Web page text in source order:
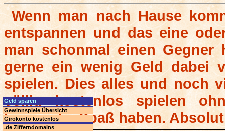
Wenn man nach Hause
entspannen und das eine
man schonmal einen
gerne ein wenig Geld dabei
spielen. Dies alles und noch
völlig kostenlos spielen
kurzweilig Spaß haben.
Geld sparen
Gewinnspiele Übersicht
Girokonto kostenlos
.de Zifferndomains